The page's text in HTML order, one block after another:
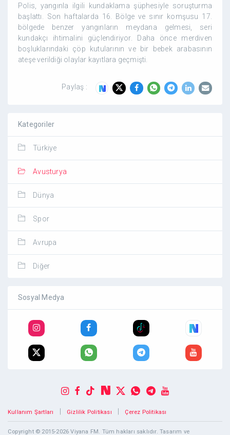
Polis, yangınla ilgili kundaklama şüphesiyle soruşturma
başlattı. Son haftalarda 16. Bölge ve sınır komşusu 17.
bölgede benzer yangınların meydana gelmesi, seri
kundakçı ihtimalini güçlendiriyor. Daha önce merdiven
boşluklarındaki çöp kutularının ve bir bebek arabasının
ateşe verildiği olaylar kayıtlara geçmişti.
Paylaş :
Kategoriler
Türkiye
Avusturya
Dünya
Spor
Avrupa
Diğer
Sosyal Medya
Kullanım Şartları Gizlilik Politikası Çerez Politikası
Copyright © 2015-2026 Viyana FM. Tüm hakları saklıdır. Tasarım ve